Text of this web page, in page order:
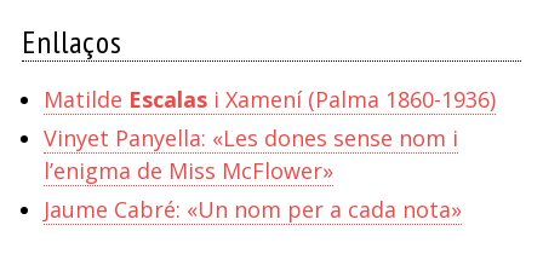
Enllaços
Matilde Escalasi Xamení (Palma 1860-1936)
Vinyet Panyella: «Les dones sense nom i
l’enigma de Miss McFlower»
Jaume Cabré: «Un nom per a cada nota»